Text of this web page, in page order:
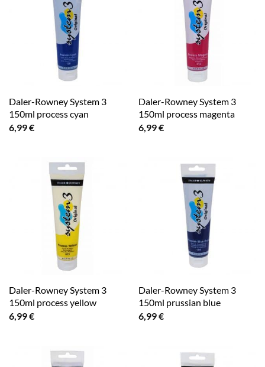
Daler-Rowney System 3
150ml process cyan
6,99€
Daler-Rowney System 3
150ml process magenta
6,99€
Daler-Rowney System 3
150ml process yellow
6,99€
Daler-Rowney System 3
150ml prussian blue
6,99€